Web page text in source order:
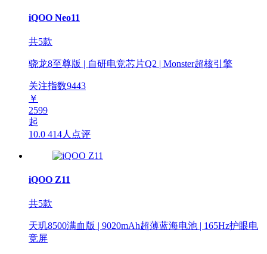
iQOO Neo11
共5款
骁龙8至尊版 | 自研电竞芯片Q2 | Monster超核引擎
关注指数9443
￥
2599
起
10.0 414人点评
iQOO Z11
共5款
天玑8500满血版 | 9020mAh超薄蓝海电池 | 165Hz护眼电
竞屏